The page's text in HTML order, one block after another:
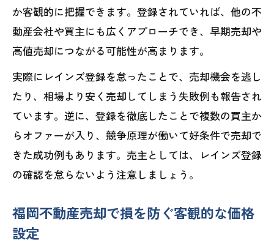
か客観的に把握できます。登録されていれば、他の不
動産会社や買主にも広くアプローチでき、早期売却や
高値売却につながる可能性が高まります。
実際にレインズ登録を怠ったことで、売却機会を逃し
たり、相場より安く売却してしまう失敗例も報告され
ています。逆に、登録を徹底したことで複数の買主か
らオファーが入り、競争原理が働いて好条件で売却で
きた成功例もあります。売主としては、レインズ登録
の確認を怠らないよう注意しましょう。
福岡不動産売却で損を防ぐ客観的な価格
設定